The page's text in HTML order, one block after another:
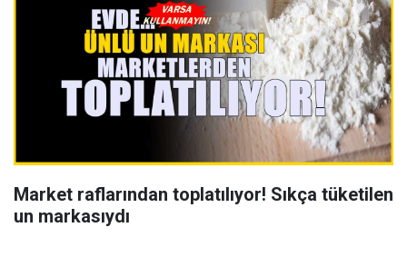
Market raflarından toplatılıyor! Sıkça tüketilen
un markasıydı